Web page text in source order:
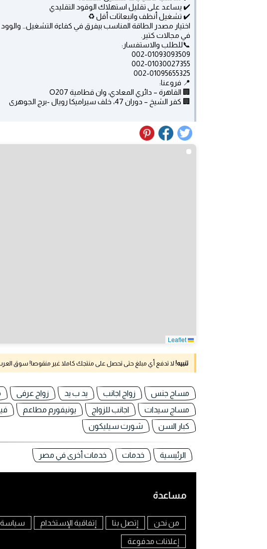
✔️ يساعد على تقليل استهلاك الوقود التقليدي
✔️ تشغيل أنظف وانبعاثات أقل ♻️
اختيار مصدر الطاقة المناسب بيفرق في كفاءة التشغيل… والوود
في مجالات كتير.
📞للطلب والاستفسار:
002-01093093509
002-01030027355
002-01095655325
📍 فروعنا:
🏢 القاهرة – دائري المعادي، وان قطامية O207
🏢 كفر الشيخ – دوران 47، خلف سيراميكا رويال -برج الجوهرى
تنبيه! لا تدفع أي مبلغ حتى تحصل على منتجك كاملا غير منقوصا! سوق
مساج جنس زواج اجانب يد ب يد زواج عرفى
مساج سيدات
اجانب للزواج يونيفورم مطاعم
كبار السن
شورت سيليكون
الرئيسية خدمات خدمات أخرى في مصر
مساعدة
من نحن إتصل بنا إتفاقية الإستخدام سياسة
إعلانات مدفوعة